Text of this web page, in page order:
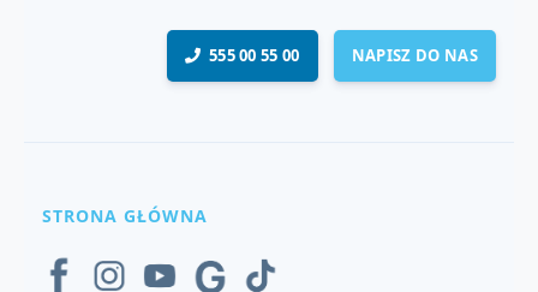
555 00 55 00 NAPISZ DO NAS
STRONA GŁÓWNA